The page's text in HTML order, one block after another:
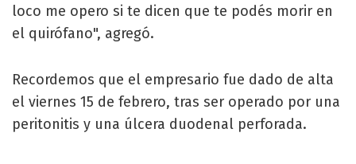
loco me opero si te dicen que te podés morir en
el quirófano", agregó.
Recordemos que el empresario fue dado de alta
el viernes 15 de febrero, tras ser operado por una
peritonitis y una úlcera duodenal perforada.